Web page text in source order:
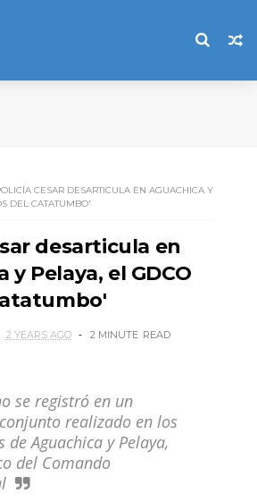
CESAR DESARTICULA EN AGUACHICA Y
DEL CATATUMBO'
desarticula en
y Pelaya, el GDCO
2 YEARS AGO 2 MINUTE READ
se registró en un
realizado en los
de Aguachica y Pelaya,
del Comando